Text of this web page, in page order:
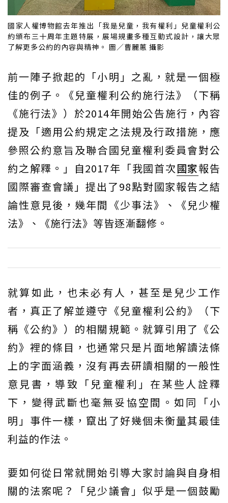
國家人權博物館去年推出「我是兒童，我有權利」兒童權利公
約頒布三十周年主題特展，展場規畫多種互動式設計，讓大眾
了解更多公約的內容與精神。 圖／曹麗蕙 攝影
前一陣子掀起的「小明」之亂，就是一個極
佳的例子。《兒童權利公約施行法》（下稱
《施行法》）於2014年開始公告施行，內容
提及「適用公約規定之法規及行政措施，應
參照公約意旨及聯合國兒童權利委員會對公
約之解釋。」自2017年「我國首次國家報告
國際審查會議」提出了98點對國家報告之結
論性意見後，幾年間《少事法》、《兒少權
法》、《施行法》等皆逐漸翻修。
就算如此，也未必有人，甚至是兒少工作
者，真正了解並遵守《兒童權利公約》（下
稱《公約》）的相關規範。就算引用了《公
約》裡的條目，也通常只是片面地解讀法條
上的字面涵義，沒有再去研讀相關的一般性
意見書，導致「兒童權利」在某些人詮釋
下，變得武斷也毫無妥協空間。如同「小
明」事件一樣，竄出了好幾個未衡量其最佳
利益的作法。
要如何從日常就開始引導大家討論與自身相
關的法案呢？「兒少議會」似乎是一個鼓勵